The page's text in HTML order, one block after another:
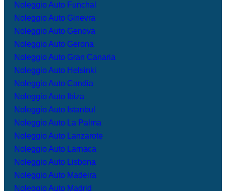
Noleggio Auto Funchal
Noleggio Auto Ginevra
Noleggio Auto Genova
Noleggio Auto Gerona
Noleggio Auto Gran Canaria
Noleggio Auto Helsinki
Noleggio Auto Candia
Noleggio Auto Ibiza
Noleggio Auto Istanbul
Noleggio Auto La Palma
Noleggio Auto Lanzarote
Noleggio Auto Larnaca
Noleggio Auto Lisbona
Noleggio Auto Madeira
Noleggio Auto Madrid